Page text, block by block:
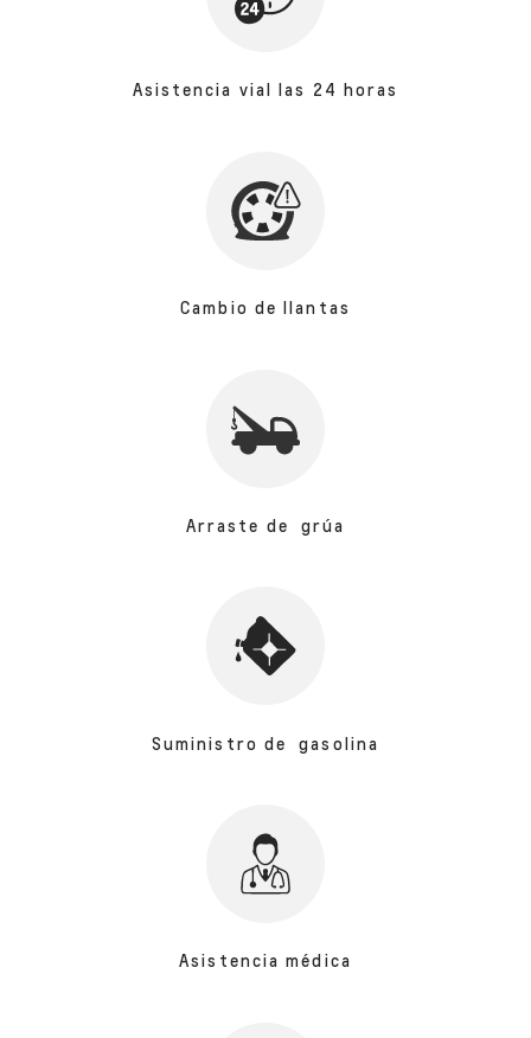
Asistencia vial las 24 horas
Cambio de llantas
Arraste de grúa
Suministro de gasolina
Asistencia médica